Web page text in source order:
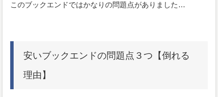
このブックエンドではかなりの問題点がありました…
安いブックエンドの問題点３つ【倒れる
理由】